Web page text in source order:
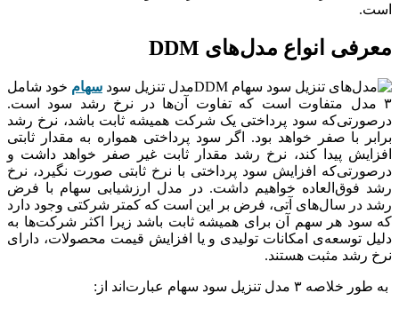
است.
معرفی انواع مدل‌های DDM
مدل تنزیل سود سهام خود شامل
۳ مدل متفاوت است که تفاوت آن‌ها در نرخ رشد سود است.
درصورتی‌که سود پرداختی یک شرکت همیشه ثابت باشد، نرخ رشد
برابر با صفر خواهد بود. اگر سود پرداختی همواره به مقدار ثابتی
افزایش پیدا کند، نرخ رشد مقدار ثابت غیر صفر خواهد داشت و
درصورتی‌که افزایش سود پرداختی با نرخ ثابتی صورت نگیرد، نرخ
رشد فوق‌العاده خواهیم داشت. در مدل ارزشیابی سهام با فرض
رشد در سال‌های آتی، فرض بر این است که کمتر شرکتی وجود دارد
که سود هر سهم آن برای همیشه ثابت باشد زیرا اکثر شرکت‌ها به
دلیل توسعه‌ی امکانات تولیدی و یا افزایش قیمت محصولات، دارای
نرخ رشد مثبت هستند.
به طور خلاصه ۳ مدل تنزیل سود سهام عبارت‌اند از: